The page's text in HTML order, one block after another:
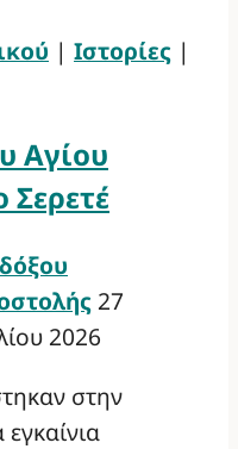
| Ιστορίες |
Αγίου
27
2026
στην